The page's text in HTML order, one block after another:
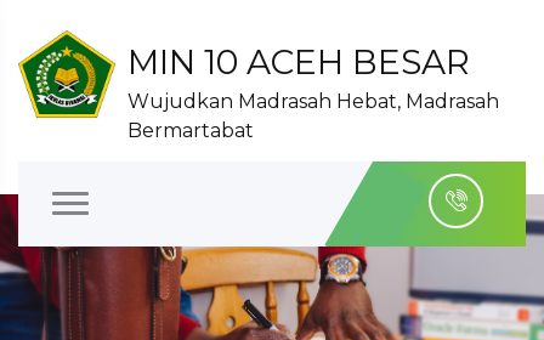
MIN 10 ACEH BESAR
Wujudkan Madrasah Hebat, Madrasah
Bermartabat